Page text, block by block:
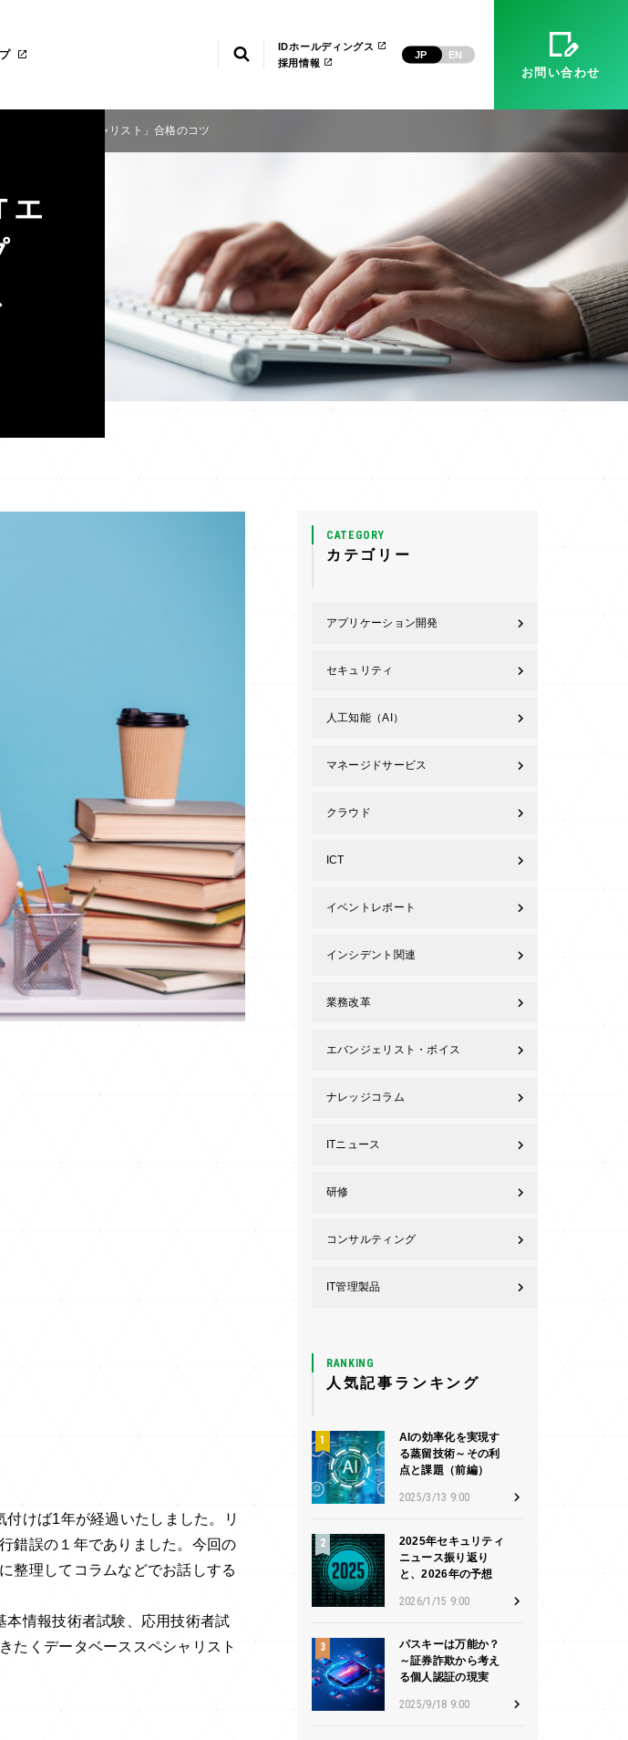
IDホールディングス
採用情報
JP EN
お問い合わせ
検索
電子公告
ータベーススペシャリスト」合格のコツ
エ
付けば1年が経過いたしました。リ
錯誤の１年でありました。今回の
整理してコラムなどでお話しする
情報技術者試験、応用技術者試
たくデータベーススペシャリスト
CATEGORY
カテゴリー
アプリケーション開発
セキュリティ
人工知能（AI）
マネージドサービス
クラウド
ICT
イベントレポート
インシデント関連
業務改革
エバンジェリスト・ボイス
ナレッジコラム
ITニュース
研修
コンサルティング
IT管理製品
RANKING
人気記事ランキング
AIの効率化を実現す
る蒸留技術～その利
点と課題（前編）
2025/3/13 9:00
2025年セキュリティ
ニュース振り返り
と、2026年の予想
2026/1/15 9:00
パスキーは万能か？
～証券詐欺から考え
る個人認証の現実
2025/9/18 9:00